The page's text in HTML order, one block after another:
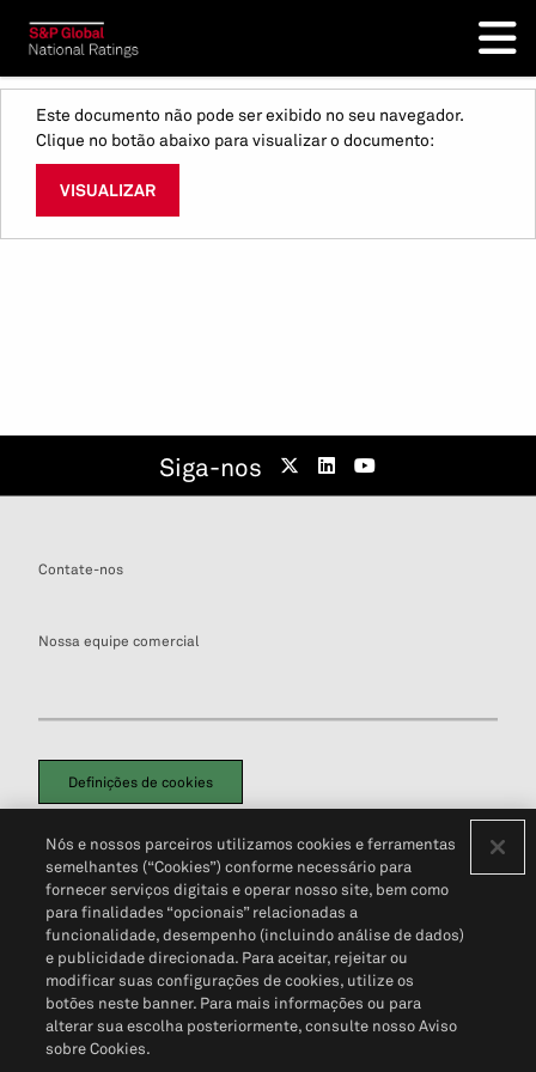
Este documento não pode ser exibido no seu navegador.
Clique no botão abaixo para visualizar o documento:
VISUALIZAR
Siga-nos
Contate-nos
Nossa equipe comercial
Definições de cookies
Política de PrivacidadePortal de privacidade do cliente (em inglês)
Não Venda Minhas Informações Pessoais© 2026 S&P Global
Nós e nossos parceiros utilizamos cookies e ferramentas
semelhantes (“Cookies”) conforme necessário para
fornecer serviços digitais e operar nosso site, bem como
para finalidades “opcionais” relacionadas a
funcionalidade, desempenho (incluindo análise de dados)
e publicidade direcionada. Para aceitar, rejeitar ou
modificar suas configurações de cookies, utilize os
botões neste banner. Para mais informações ou para
alterar sua escolha posteriormente, consulte nosso Aviso
sobre Cookies.